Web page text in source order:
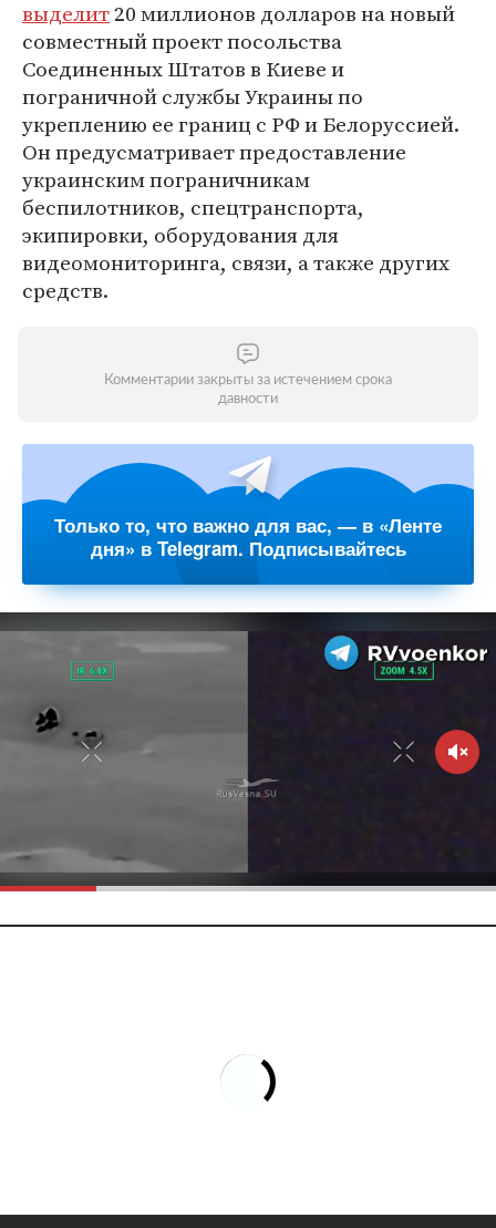
выделит20 миллионов долларов на новый
совместный проект посольства
Соединенных Штатов в Киеве и
пограничной службы Украины по
укреплению ее границ с РФ и Белоруссией.
Он предусматривает предоставление
украинским пограничникам
беспилотников, спецтранспорта,
экипировки, оборудования для
видеомониторинга, связи, а также других
средств.
Комментарии закрыты за истечением срока
давности
Только то, что важно для вас, — в «Ленте
дня» в Telegram. Подписывайтесь